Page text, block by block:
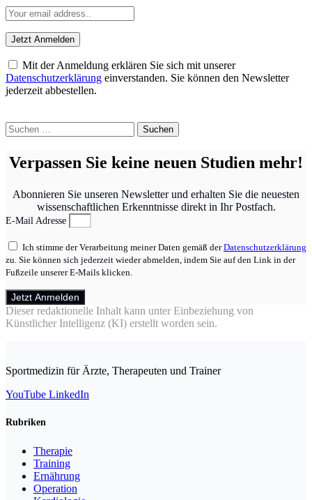
Mit der Anmeldung erklären Sie sich mit unserer
Datenschutzerklärung einverstanden. Sie können den Newsletter
jederzeit abbestellen.
Suchen
nach:
Verpassen Sie keine neuen Studien mehr!
Abonnieren Sie unseren Newsletter und erhalten Sie die neuesten
wissenschaftlichen Erkenntnisse direkt in Ihr Postfach.
E-Mail Adresse
Ich stimme der Verarbeitung meiner Daten gemäß derDatenschutzerklärung
zu. Sie können sich jederzeit wieder abmelden, indem Sie auf den Link in der
Fußzeile unserer E-Mails klicken.
Jetzt Anmelden
Dieser redaktionelle Inhalt kann unter Einbeziehung von
Künstlicher Intelligenz (KI) erstellt worden sein.
Sportmedizin für Ärzte, Therapeuten und Trainer
YouTube LinkedIn
Rubriken
Therapie
Training
Ernährung
Operation